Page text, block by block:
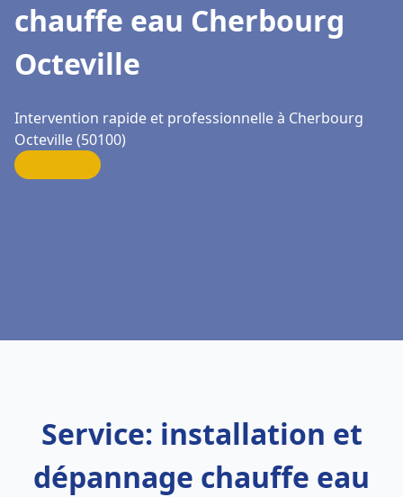
chauffe eau Cherbourg
Octeville
Intervention rapide et professionnelle à Cherbourg
Octeville (50100)
Service: installation et
dépannage chauffe eau